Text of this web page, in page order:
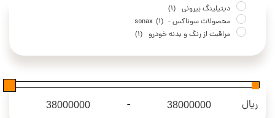
دیتیلینگ بیرونی (1)
محصولات سوناکس - sonax (1)
مراقبت از رنگ و بدنه خودرو (1)
ریال Minimum Price
-
Maximum Price